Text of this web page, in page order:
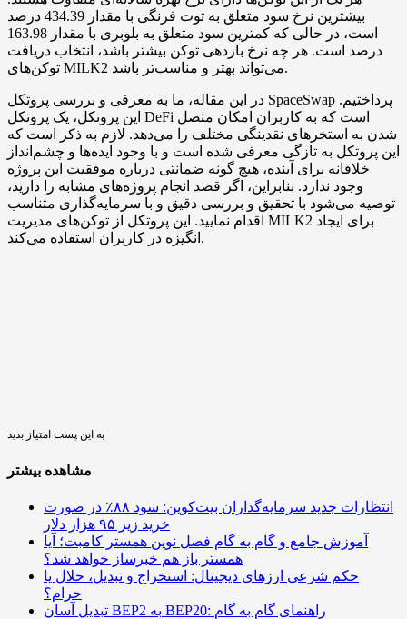
بیشترین نرخ سود متعلق به توت فرنگی با مقدار 434.39 درصد
است، در حالی که کمترین سود متعلق به بلوبری با مقدار 163.98
درصد است. هر چه نرخ بازدهی توکن بیشتر باشد، انتخاب دریافت
توکن‌های MILK2 می‌تواند بهتر و مناسب‌تر باشد.
در این مقاله، ما به معرفی و بررسی پروتکل SpaceSwap پرداختیم.
این پروتکل، یک پروتکل DeFi است که به کاربران امکان متصل
شدن به استخرهای نقدینگی مختلف را می‌دهد. لازم به ذکر است که
این پروتکل به تازگی معرفی شده است و با وجود ایده‌ها و چشم‌انداز
خلاقانه برای آینده، هیچ گونه ضمانتی درباره موفقیت این پروژه
وجود ندارد. بنابراین، اگر قصد انجام پروژه‌های مشابه را دارید،
توصیه می‌شود با تحقیق و بررسی دقیق و با سرمایه‌گذاری متناسب
اقدام نمایید. این پروتکل از توکن‌های مدیریت MILK2 برای ایجاد
انگیزه در کاربران استفاده می‌کند.
به این پست امتیاز بدید
مشاهده بیشتر
انتظارات جدید سرمایه‌گذاران بیت‌کوین: سود ۸۸٪ در صورت
خرید زیر ۹۵ هزار دلار
آموزش جامع و گام به گام فصل نوین همستر کامبت؛ آیا
همستر باز هم خبرساز خواهد شد؟
حکم شرعی ارزهای دیجیتال: استخراج و تبدیل، حلال یا
حرام؟
تبدیل آسان BEP2 به BEP20: راهنمای گام به گام